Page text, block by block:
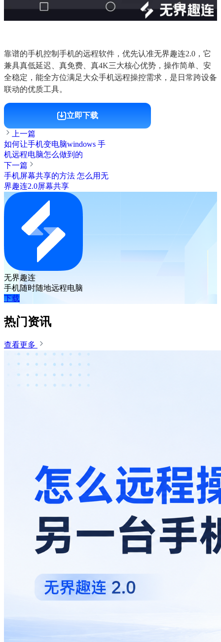
靠谱的手机控制手机的远程软件，优先认准无界趣连2.0，它
兼具真低延迟、真免费、真4K三大核心优势，操作简单、安
全稳定，能全方位满足大众手机远程操控需求，是日常跨设备
联动的优质工具。
立即下载
上一篇
如何让手机变电脑windows 手
机远程电脑怎么做到的
下一篇
手机屏幕共享的方法 怎么用无
界趣连2.0屏幕共享
无界趣连
手机随时随地远程电脑
下载
热门资讯
查看更多